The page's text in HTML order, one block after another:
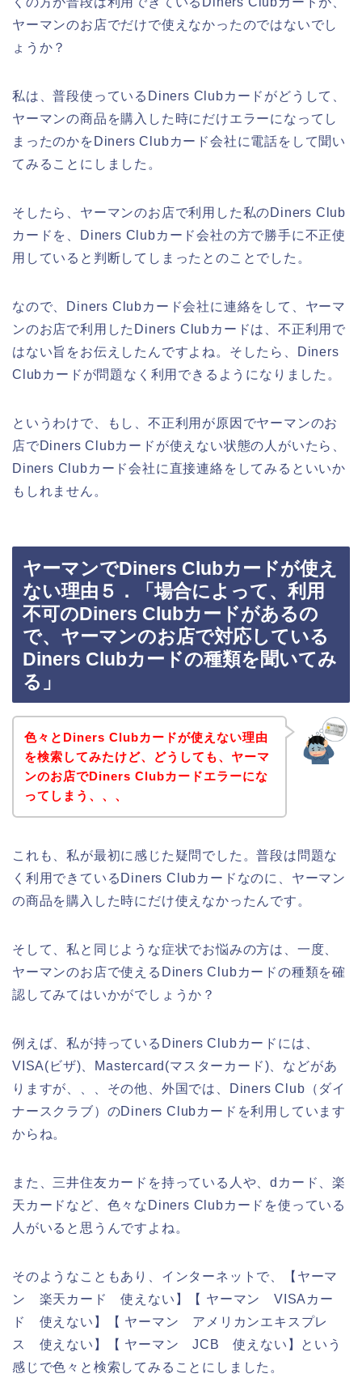
ヤーマンのお店でだけで使えなかったのではないでし
ょうか？
私は、普段使っているDiners Clubカードがどうして、
ヤーマンの商品を購入した時にだけエラーになってし
まったのかをDiners Clubカード会社に電話をして聞い
てみることにしました。
そしたら、ヤーマンのお店で利用した私のDiners Club
カードを、Diners Clubカード会社の方で勝手に不正使
用していると判断してしまったとのことでした。
なので、Diners Clubカード会社に連絡をして、ヤーマ
ンのお店で利用したDiners Clubカードは、不正利用で
はない旨をお伝えしたんですよね。そしたら、Diners
Clubカードが問題なく利用できるようになりました。
というわけで、もし、不正利用が原因でヤーマンのお
店でDiners Clubカードが使えない状態の人がいたら、
Diners Clubカード会社に直接連絡をしてみるといいか
もしれません。
ヤーマンでDiners Clubカードが使え
ない理由５．「場合によって、利用
不可のDiners Clubカードがあるの
で、ヤーマンのお店で対応している
Diners Clubカードの種類を聞いてみ
る」
色々とDiners Clubカードが使えない理由
を検索してみたけど、どうしても、ヤーマ
ンのお店でDiners Clubカードエラーにな
ってしまう、、、
これも、私が最初に感じた疑問でした。普段は問題な
く利用できているDiners Clubカードなのに、ヤーマン
の商品を購入した時にだけ使えなかったんです。
そして、私と同じような症状でお悩みの方は、一度、
ヤーマンのお店で使えるDiners Clubカードの種類を確
認してみてはいかがでしょうか？
例えば、私が持っているDiners Clubカードには、
VISA(ビザ)、Mastercard(マスターカード)、などがあ
りますが、、、その他、外国では、Diners Club（ダイ
ナースクラブ）のDiners Clubカードを利用しています
からね。
また、三井住友カードを持っている人や、dカード、楽
天カードなど、色々なDiners Clubカードを使っている
人がいると思うんですよね。
そのようなこともあり、インターネットで、【ヤーマ
ン 楽天カード 使えない】【 ヤーマン VISAカー
ド 使えない】【 ヤーマン アメリカンエキスプレ
ス 使えない】【 ヤーマン JCB 使えない】という
感じで色々と検索してみることにしました。